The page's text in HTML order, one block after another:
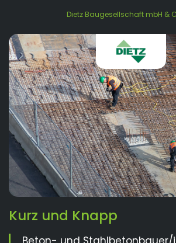
Dietz Baugesellschaft mbH &
Kurz und Knapp